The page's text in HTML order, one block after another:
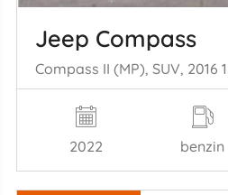
Jeep Compass
Compass II (MP), SUV, 2016
2022 benzin